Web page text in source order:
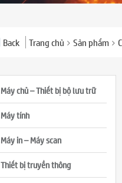
Back Trang chủ Sản phẩm
Máy chủ – Thiết bị bộ lưu trữ
Máy tính
Máy in – Máy scan
Thiết bị truyền thông